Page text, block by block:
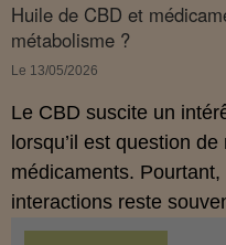
Huile de CBD et
métabolisme ?
Le 13/05/2026
Le CBD suscite un
lorsqu’il est question
médicaments.
interactions reste
légal français impose